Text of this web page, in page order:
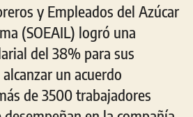
y Empleados del Azúcar
(SOEAIL) logró una
del 38% para sus
un acuerdo
de 3500 trabajadores